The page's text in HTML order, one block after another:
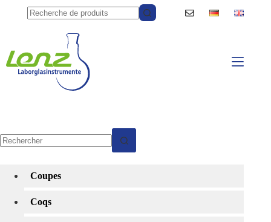
Coupes
Coqs